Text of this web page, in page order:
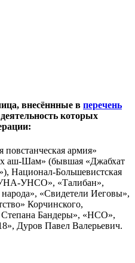
внесённные в перечень
которых
армия»
аш-Шам» (бывшая «Джабхат
Национал-Большевистская
УНСО», «Талибан»,
«Свидетели Иеговы»,
Корчинского,
Степана Бандеры», «НСО»,
Дуров Павел Валерьевич.